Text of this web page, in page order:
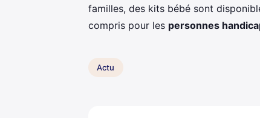
familles, des kits bébé sont
compris pour les personnes
Actu